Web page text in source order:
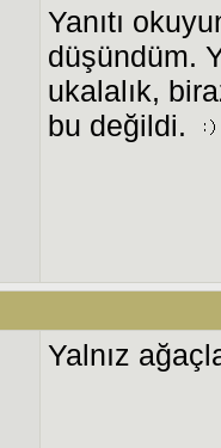
Yanıtı
düşündüm.
ukalalık,
bu değildi.
Yalnız